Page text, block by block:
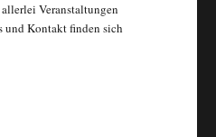
Veranstaltungen
und Kontakt finden sich